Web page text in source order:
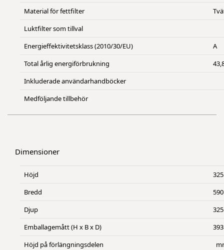
Material för fettfilter
Luktfilter som tillval
Energieffektivitetsklass (2010/30/EU)
A
Total årlig energiförbrukning
Inkluderade användarhandböcker
Medföljande tillbehör
Dimensioner
Höjd
325
Bredd
590
Djup
325
Emballagemått (H x B x D)
Höjd på förlängningsdelen